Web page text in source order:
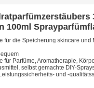
100ml
für die Speicherung skincare und
für Parfüme, Aromatherapie,
selbst gemachte DIY-
und -